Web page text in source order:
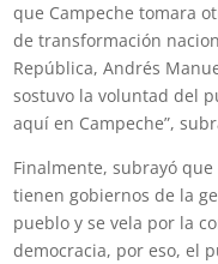
que Campeche tomara
de transformación
República, Andrés
sostuvo la voluntad del
aquí en Campeche”,
Finalmente, subrayó
tienen gobiernos de la
pueblo y se vela por la
democracia, por eso, el